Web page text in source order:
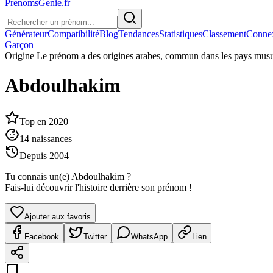
PrenomsGenie.fr
GénérateurCompatibilitéBlogTendancesStatistiquesClassement
Garçon
Origine Le prénom a des origines arabes, commun dans les pays
Abdoulhakim
Top en 2020
14 naissances
Depuis 2004
Tu connais un(e) Abdoulhakim ?
Fais-lui découvrir l'histoire derrière son prénom !
Ajouter aux favoris
Facebook Twitter WhatsApp Lien